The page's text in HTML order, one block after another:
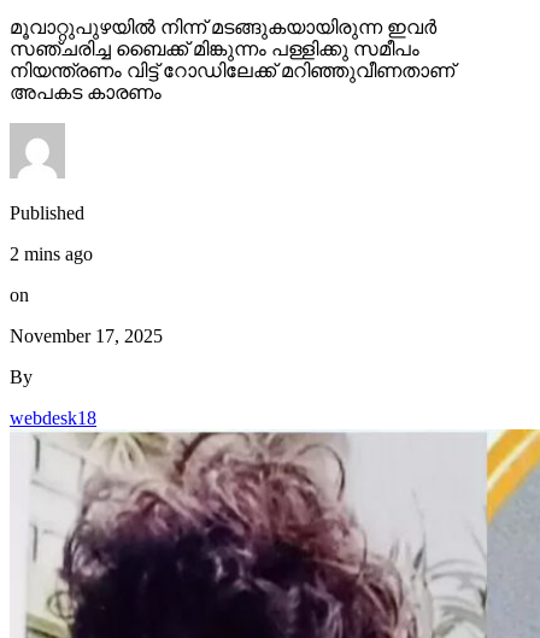
മൂവാറ്റുപുഴയില്‍ നിന്ന് മടങ്ങുകയായിരുന്ന ഇവര്‍
സഞ്ചരിച്ച ബൈക്ക് മിങ്കുന്നം പള്ളിക്കു സമീപം
നിയന്ത്രണം വിട്ട് റോഡിലേക്ക് മറിഞ്ഞുവീണതാണ്
അപകട കാരണം
Published
2 mins ago
on
November 17, 2025
By
webdesk18